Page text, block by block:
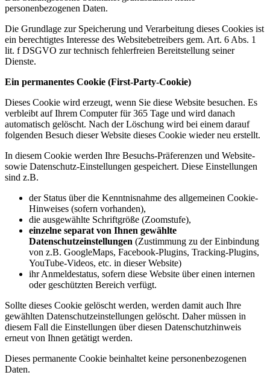
personenbezogenen Daten.
Die Grundlage zur Speicherung und Verarbeitung dieses Cookies ist
ein berechtigtes Interesse des Websitebetreibers gem. Art. 6 Abs. 1
lit. f DSGVO zur technisch fehlerfreien Bereitstellung seiner
Dienste.
Ein permanentes Cookie (First-Party-Cookie)
Dieses Cookie wird erzeugt, wenn Sie diese Website besuchen. Es
verbleibt auf Ihrem Computer für 365 Tage und wird danach
automatisch gelöscht. Nach der Löschung wird bei einem darauf
folgenden Besuch dieser Website dieses Cookie wieder neu erstellt.
In diesem Cookie werden Ihre Besuchs-Präferenzen und Website-
sowie Datenschutz-Einstellungen gespeichert. Diese Einstellungen
sind z.B.
der Status über die Kenntnisnahme des allgemeinen Cookie-
Hinweises (sofern vorhanden),
die ausgewählte Schriftgröße (Zoomstufe),
einzelne separat von Ihnen gewählte
Datenschutzeinstellungen (Zustimmung zu der Einbindung
von z.B. GoogleMaps, Facebook-Plugins, Tracking-Plugins,
YouTube-Videos, etc. in dieser Website)
ihr Anmeldestatus, sofern diese Website über einen internen
oder geschützten Bereich verfügt.
Sollte dieses Cookie gelöscht werden, werden damit auch Ihre
gewählten Datenschutzeinstellungen gelöscht. Daher müssen in
diesem Fall die Einstellungen über diesen Datenschutzhinweis
erneut von Ihnen getätigt werden.
Dieses permanente Cookie beinhaltet keine personenbezogenen
Daten.